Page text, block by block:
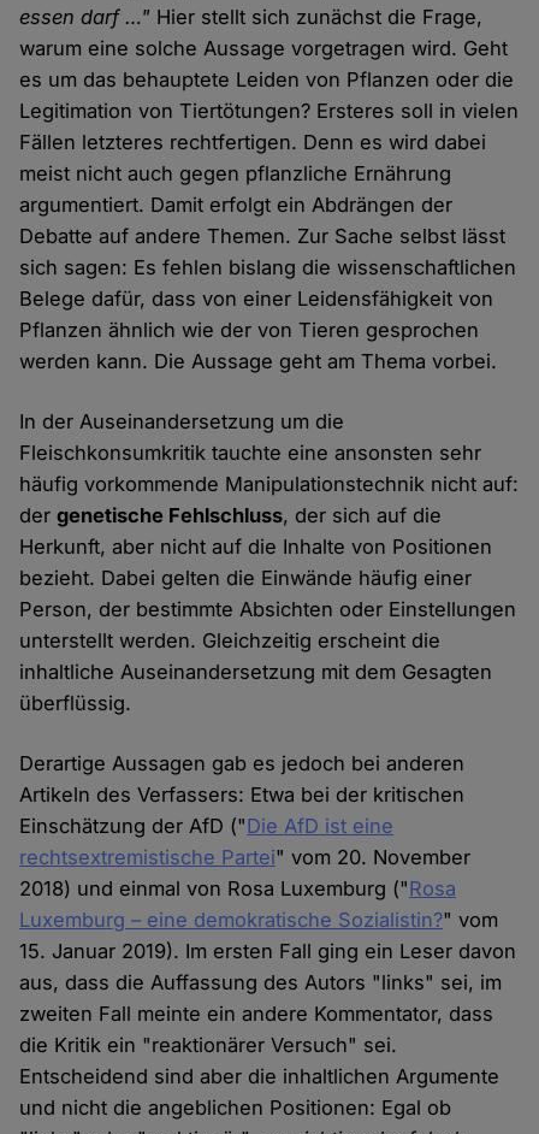
essen darf …" Hier stellt sich zunächst die Frage,
warum eine solche Aussage vorgetragen wird. Geht
es um das behauptete Leiden von Pflanzen oder die
Legitimation von Tiertötungen? Ersteres soll in vielen
Fällen letzteres rechtfertigen. Denn es wird dabei
meist nicht auch gegen pflanzliche Ernährung
argumentiert. Damit erfolgt ein Abdrängen der
Debatte auf andere Themen. Zur Sache selbst lässt
sich sagen: Es fehlen bislang die wissenschaftlichen
Belege dafür, dass von einer Leidensfähigkeit von
Pflanzen ähnlich wie der von Tieren gesprochen
werden kann. Die Aussage geht am Thema vorbei.
In der Auseinandersetzung um die
Fleischkonsumkritik tauchte eine ansonsten sehr
häufig vorkommende Manipulationstechnik nicht auf:
dergenetische Fehlschluss, der sich auf die
Herkunft, aber nicht auf die Inhalte von Positionen
bezieht. Dabei gelten die Einwände häufig einer
Person, der bestimmte Absichten oder Einstellungen
unterstellt werden. Gleichzeitig erscheint die
inhaltliche Auseinandersetzung mit dem Gesagten
überflüssig.
Derartige Aussagen gab es jedoch bei anderen
Artikeln des Verfassers: Etwa bei der kritischen
Einschätzung der AfD ("Die AfD ist eine
rechtsextremistische Partei" vom 20. November
2018) und einmal von Rosa Luxemburg ("Rosa
Luxemburg – eine demokratische Sozialistin?" vom
15. Januar 2019). Im ersten Fall ging ein Leser davon
aus, dass die Auffassung des Autors "links" sei, im
zweiten Fall meinte ein andere Kommentator, dass
die Kritik ein "reaktionärer Versuch" sei.
Entscheidend sind aber die inhaltlichen Argumente
und nicht die angeblichen Positionen: Egal ob